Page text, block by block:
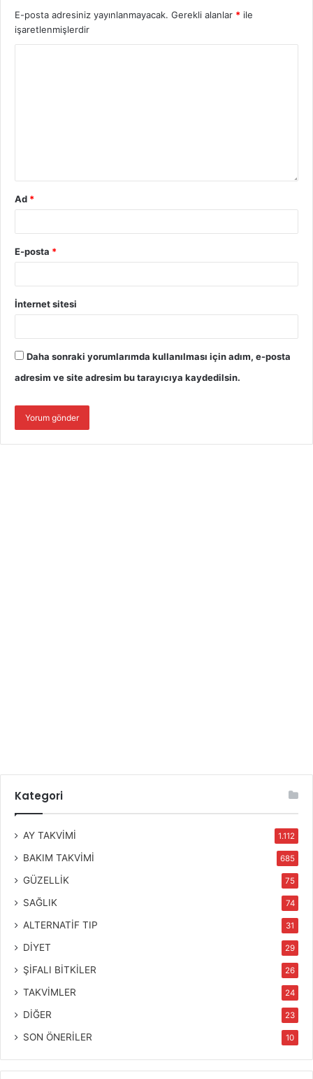
E-posta adresiniz yayınlanmayacak. Gerekli alanlar * ile
işaretlenmişlerdir
Ad *
E-posta *
İnternet sitesi
Daha sonraki yorumlarımda kullanılması için adım, e-posta
adresim ve site adresim bu tarayıcıya kaydedilsin.
Kategori
AY TAKVİMİ 1.112
BAKIM TAKVİMİ 685
GÜZELLİK 75
SAĞLIK 74
ALTERNATİF TIP 31
DİYET 29
ŞİFALI BİTKİLER 26
TAKVİMLER 24
DİĞER 23
SON ÖNERİLER 10